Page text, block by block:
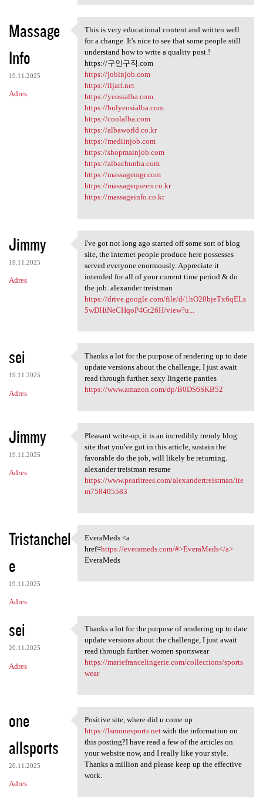
Massage
Info
19.11.2025
Adres
This is very educational
This is very educational content and written well
for a change. It's nice to see that some people still
understand how to write a quality post.!
https://구인구직.com
https://jobinjob.com
https://iljari.net
https://yeosialba.com
https://bulyeosialba.com
https://coolalba.com
https://albaworld.co.kr
https://mediinjob.com
https://shopmainjob.com
https://albachunha.com
https://massagemgr.com
https://massagequeen.co.kr
https://massageinfo.co.kr
Jimmy
19.11.2025
Adres
I've got not long ago started
I've got not long ago started off some sort of blog
site, the internet people produce here possesses
served everyone enormously. Appreciate it
intended for all of your current time period & do
the job. alexander treistman
https://drive.google.com/file/d/1hO20bjeTx6qELs
5wDHiNeCHqoP4Gt26H/view?u...
sei
19.11.2025
Adres
Thanks a lot for the purpose
Thanks a lot for the purpose of rendering up to date
update versions about the challenge, I just await
read through further. sexy lingerie panties
https://www.amazon.com/dp/B0DS6SKB52
Jimmy
19.11.2025
Adres
Pleasant write-up, it is an
Pleasant write-up, it is an incredibly trendy blog
site that you've got in this article, sustain the
favorable do the job, will likely be returning.
alexander treistman resume
https://www.pearltrees.com/alexandertreistman/ite
m758405583
Tristanchel
e
19.11.2025
Adres
EveraMeds <a href=https:/
EveraMeds <a
href=https://everameds.com/#>EveraMeds</a>
EveraMeds
sei
20.11.2025
Adres
Thanks a lot for the purpose
Thanks a lot for the purpose of rendering up to date
update versions about the challenge, I just await
read through further. women sportswear
https://mariefrancelingerie.com/collections/sports
wear
one
allsports
20.11.2025
Adres
Positive site, where did u
Positive site, where did u come up
https://lsmonesports.netwith the information on
this posting?I have read a few of the articles on
your website now, and I really like your style.
Thanks a million and please keep up the effective
work.